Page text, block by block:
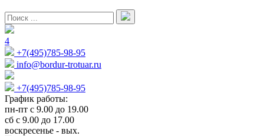
4
+7(495)785-98-95
info@bordur-trotuar.ru
+7(495)785-98-95
График работы:
пн-пт с 9.00 до 19.00
сб с 9.00 до 17.00
воскресенье - вых.